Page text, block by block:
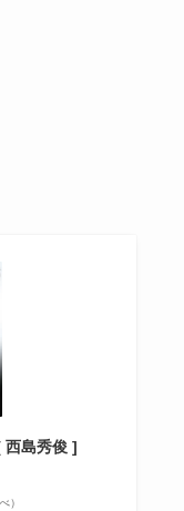
島秀俊 ]
）